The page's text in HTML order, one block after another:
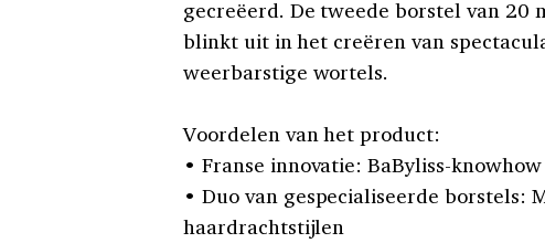
gecreëerd. De tweede borstel van
blinkt uit in het creëren van
weerbarstige wortels.
Voordelen van het product:
• Franse innovatie: BaByliss-
• Duo van gespecialiseerde borstels:
haardrachtstijlen